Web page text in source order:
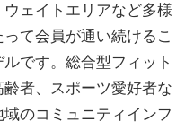
ェイトエリアなど多様
て会員が通い続けるこ
です。総合型フィット
者、スポーツ愛好者な
のコミュニティインフ